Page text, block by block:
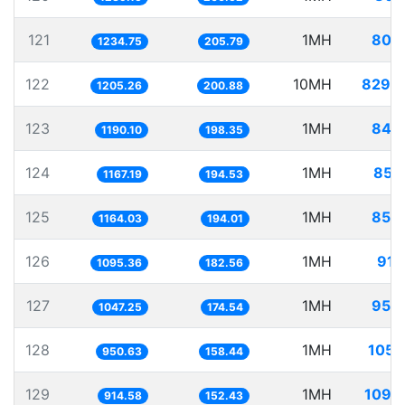
121 1234.75 205.79 1MH
122 1205.26 200.88 10MH
123 1190.10 198.35 1MH
124 1167.19 194.53 1MH
125 1164.03 194.01 1MH
126 1095.36 182.56 1MH
127 1047.25 174.54 1MH
128 950.63 158.44 1MH
129 914.58 152.43 1MH